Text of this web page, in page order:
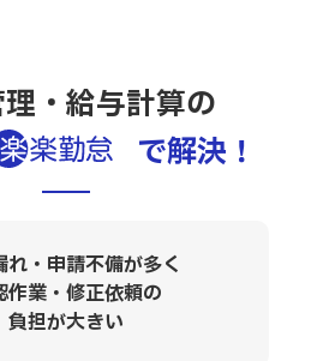
・給与計算の
で解決 ！
が多く
頼の